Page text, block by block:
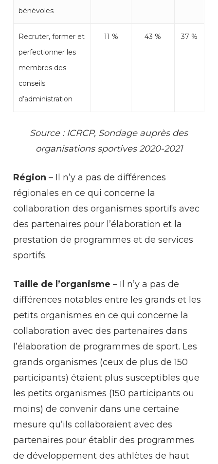
bénévoles
Recruter, former et
perfectionner les
membres des
conseils
d’administration
11 % 43 % 37 %
Source : ICRCP, Sondage auprès des
organisations sportives 2020-2021
Région – Il n’y a pas de différences
régionales en ce qui concerne la
collaboration des organismes sportifs avec
des partenaires pour l’élaboration et la
prestation de programmes et de services
sportifs.
Taille de l’organisme – Il n’y a pas de
différences notables entre les grands et les
petits organismes en ce qui concerne la
collaboration avec des partenaires dans
l’élaboration de programmes de sport. Les
grands organismes (ceux de plus de 150
participants) étaient plus susceptibles que
les petits organismes (150 participants ou
moins) de convenir dans une certaine
mesure qu’ils collaboraient avec des
partenaires pour établir des programmes
de développement des athlètes de haut